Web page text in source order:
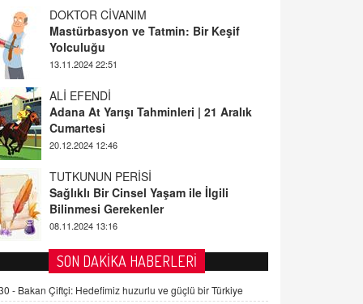
DOKTOR CİVANIM
Mastürbasyon ve Tatmin: Bir Keşif
Yolculuğu
13.11.2024 22:51
ALİ EFENDİ
Adana At Yarışı Tahminleri | 21 Aralık
Cumartesi
20.12.2024 12:46
TUTKUNUN PERİSİ
Sağlıklı Bir Cinsel Yaşam ile İlgili
Bilinmesi Gerekenler
08.11.2024 13:16
FARUK ÖNALAN
Tezkere Onaylanmasaydı…
2 Kasım 2021 Salı 00:11
SON DAKİKA HABERLERİ
- Bakan Çiftçi: Hedefimiz huzurlu ve güçlü bir Türkiye